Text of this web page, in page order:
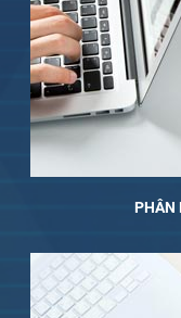
PHÂN